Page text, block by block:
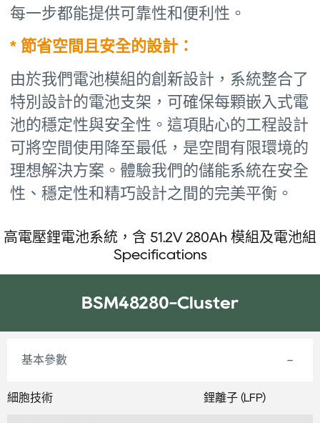
每一步都能提供可靠性和便利性。
* 節省空間且安全的設計：
由於我們電池模組的創新設計，系統整合了
特別設計的電池支架，可確保每顆嵌入式電
池的穩定性與安全性。這項貼心的工程設計
可將空間使用降至最低，是空間有限環境的
理想解決方案。體驗我們的儲能系統在安全
性、穩定性和精巧設計之間的完美平衡。
高電壓鋰電池系統，含 51.2V 280Ah 模組及電池組
Specifications
BSM48280-Cluster
基本參數
細胞技術 鋰離子 (LFP)